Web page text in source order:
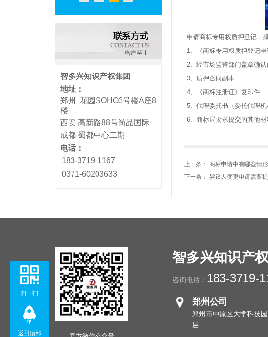
智多兴知识产权集团
地址：
郑州 花园SOHO3号楼A座8
楼
西安 高新路88号尚品国际
成都 蜀都中心二期
电话：
183-3719-1167
0371-60203633
申请商标专用权质押登记，
1、《商标专用权质押登记申
2、经市场监管部门盖章确
3、质押合同副本
4、《商标注册证》复印件
5、代理委托书（委托代理机
6、商标局要求提交的其他材
上一条： 商标申请中有哪些情
下一条： 异议人变更申请需要
智多兴知识产
咨询电话： 183-3719-
郑州公司
郑州市中原区大学科技
层
扫一扫
返回顶部